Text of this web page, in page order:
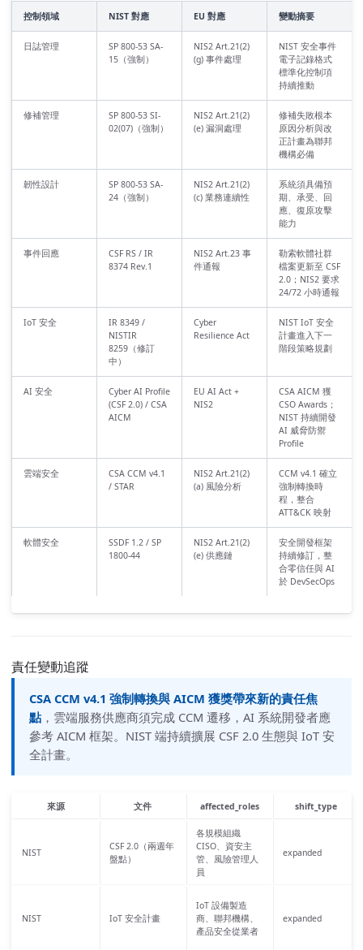
控制領域 NIST 對應 EU 對應 變動摘要
日誌管理
SP 800-53 SA-
15（強制）
NIS2 Art.21(2)
(g) 事件處理
NIST 安全事件
電子記錄格式
標準化控制項
持續推動
修補管理
SP 800-53 SI-
02(07)（強制）
NIS2 Art.21(2)
(e) 漏洞處理
修補失敗根本
原因分析與改
正計畫為聯邦
機構必備
韌性設計
SP 800-53 SA-
24（強制）
NIS2 Art.21(2)
(c) 業務連續性
系統須具備預
期、承受、回
應、復原攻擊
能力
事件回應
CSF RS / IR
8374 Rev.1
NIS2 Art.23 事
件通報
勒索軟體社群
檔案更新至 CSF
2.0；NIS2 要求
24/72 小時通報
IoT 安全
IR 8349 /
NISTIR
8259（修訂
中）
Cyber
Resilience Act
NIST IoT 安全
計畫進入下一
階段策略規劃
AI 安全
Cyber AI Profile
(CSF 2.0) / CSA
AICM
EU AI Act +
NIS2
CSA AICM 獲
CSO Awards；
NIST 持續開發
AI 威脅防禦
Profile
雲端安全
CSA CCM v4.1
/ STAR
NIS2 Art.21(2)
(a) 風險分析
CCM v4.1 確立
強制轉換時
程，整合
ATT&CK 映射
軟體安全
SSDF 1.2 / SP
1800-44
NIS2 Art.21(2)
(e) 供應鏈
安全開發框架
持續修訂，整
合零信任與 AI
於 DevSecOps
責任變動追蹤
CSA CCM v4.1 強制轉換與 AICM 獲獎帶來新的責任焦
點，雲端服務供應商須完成 CCM 遷移，AI 系統開發者應
參考 AICM 框架。NIST 端持續擴展 CSF 2.0 生態與 IoT 安
全計畫。
來源 文件 affected_roles shift_type
NIST
CSF 2.0（兩週年
盤點）
各規模組織
CISO、資安主
管、風險管理人
員
expanded
NIST IoT 安全計畫
IoT 設備製造
商、聯邦機構、
產品安全從業者
expanded